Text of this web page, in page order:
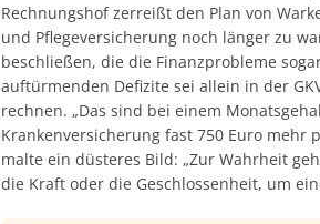
Rechnungshof zerreißt den Plan von
und Pflegeversicherung noch länger zu
beschließen, die die Finanzprobleme
auftürmenden Defizite sei allein in der
rechnen. „Das sind bei einem
Krankenversicherung fast 750 Euro mehr
malte ein düsteres Bild: „Zur Wahrheit
die Kraft oder die Geschlossenheit, um